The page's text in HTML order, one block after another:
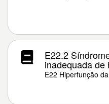
E22.2
inadequada de
E22 Hiperfunção